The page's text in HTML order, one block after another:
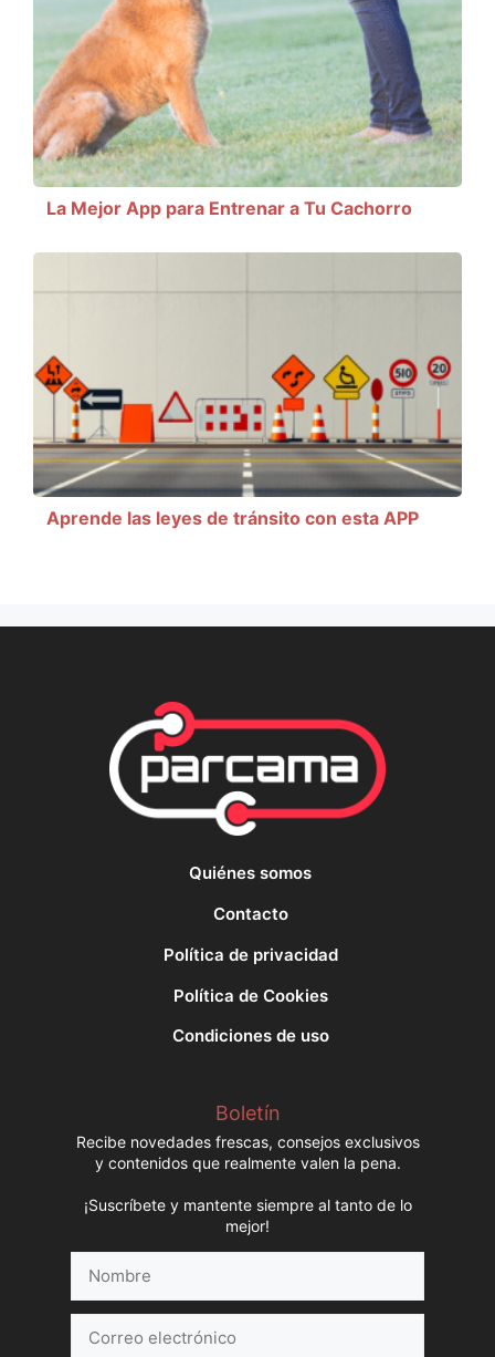
La Mejor App para Entrenar a Tu Cachorro
Aprende las leyes de tránsito con esta APP
Quiénes somos
Contacto
Política de privacidad
Política de Cookies
Condiciones de uso
Boletín
Recibe novedades frescas, consejos exclusivos
y contenidos que realmente valen la pena.
¡Suscríbete y mantente siempre al tanto de lo
mejor!
electrónico